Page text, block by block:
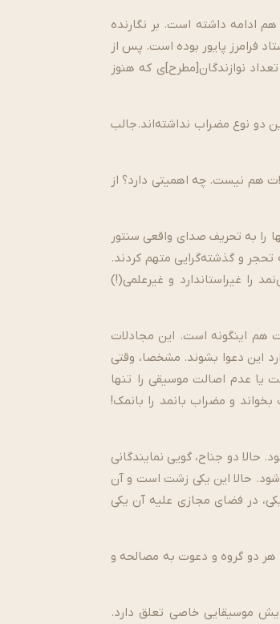
ادامه داشته است. بر نگارنده
فرامرز پایور بوده است. پس از
نوازندگان[مطرح]ی که هنوز
دو نوع مضراب نداشته‌­اند.جالب
هم نیست. چه اهمیتی دارد؟ از
به تحریف صدای واقعی سنتور
تحجر و گذشته­‌گرایی متهم کردند.
غیراستاندارد و غیرعلمی(!)
هم این­گونه است. این مجادلات
این دعوا بشوند. مشخصا، وقتی
یا عدم اصالت موسیقی را تنها
و مضراب بانمد را بانمک!
دو جناح، گویی نمایندگانی
حالا این یکی زشت است و آن
در فضای مجازی علیه آن یکی
دو گروه و دعوت به مصالحه و
موسیقایی خاصی تعلق دارد.